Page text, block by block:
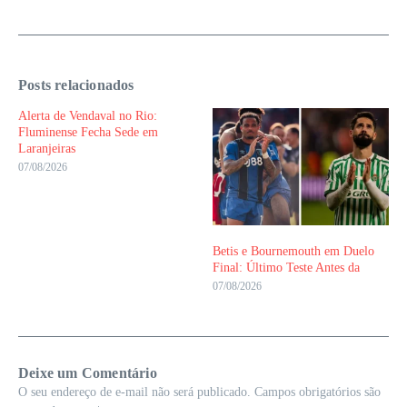
Posts relacionados
Alerta de Vendaval no Rio:
Fluminense Fecha Sede em
Laranjeiras
07/08/2026
Betis e Bournemouth em Duelo
Final: Último Teste Antes da
07/08/2026
Deixe um Comentário
O seu endereço de e-mail não será publicado. Campos obrigatórios são